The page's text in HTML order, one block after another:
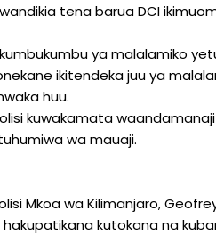
tena barua DCI
ya malalamiko
ikitendeka juu ya
huu.
kuwakamata
wa mauaji.
Mkoa wa Kilimanjaro,
kutokana na